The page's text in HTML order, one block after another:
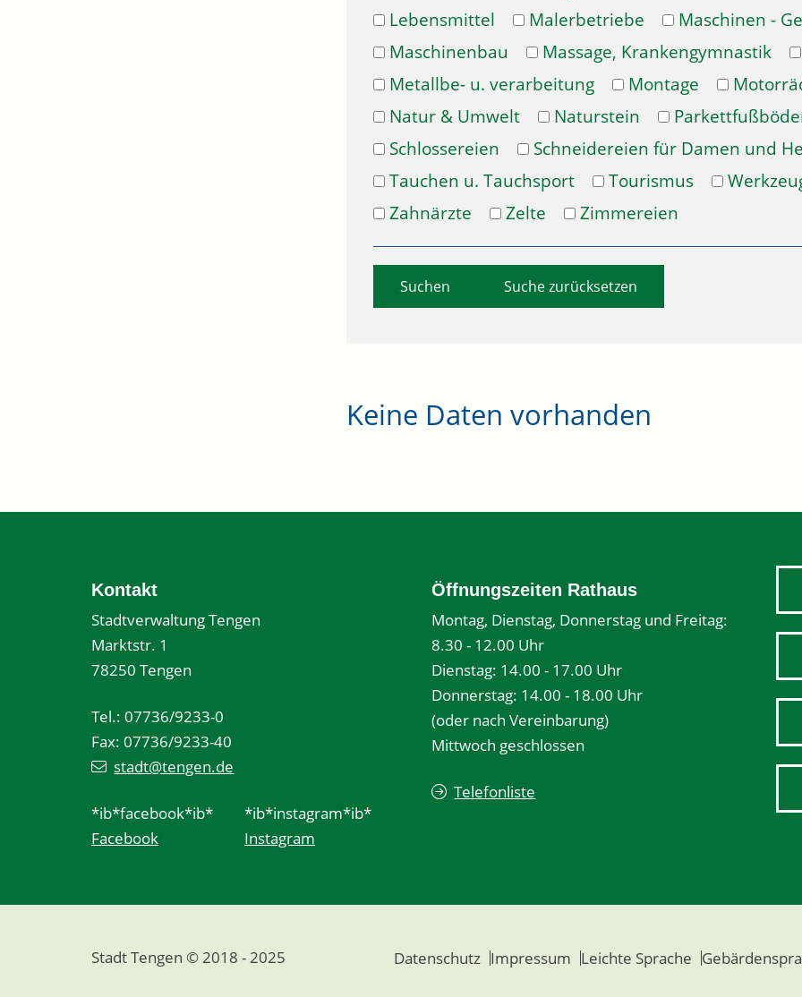
Lebensmittel
Malerbetriebe
Maschinen -
Maschinenbau
Massage, Krankengymnastik
Metallbe- u. verarbeitung
Montage
Natur & Umwelt
Naturstein
Schlossereien
Schneidereien für Damen und
Tauchen u. Tauchsport
Tourismus
Zahnärzte
Zelte Zimmereien
Suche zurücksetzen
Keine Daten vorhanden
Kontakt
Stadtverwaltung Tengen
Marktstr. 1
78250 Tengen
Tel.: 07736/9233-0
Fax: 07736/9233-40
stadt@tengen.de
*ib*facebook*ib*
Facebook
*ib*instagram*ib*
Instagram
Öffnungszeiten Rathaus
Montag, Dienstag, Donnerstag und Freitag:
8.30 - 12.00 Uhr
Dienstag: 14.00 - 17.00 Uhr
Donnerstag: 14.00 - 18.00 Uhr
(oder nach Vereinbarung)
Mittwoch geschlossen
Telefonliste
Stadt Tengen © 2018 - 2025 Datenschutz Impressum Leichte Sprache